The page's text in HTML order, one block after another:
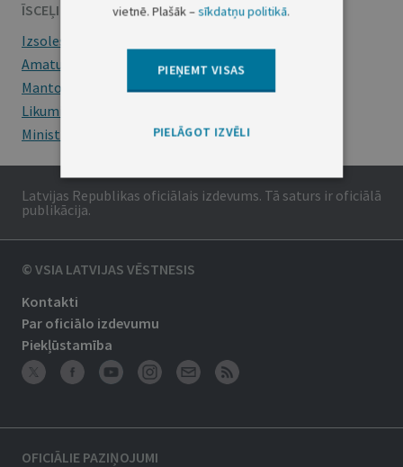
ĪSCEĻI
Izsoles
Amatu konkursi
Mantojumu ziņas
Likumi
Ministru kabineta noteikumi
Latvijas Republikas oficiālais izdevums. Tā saturs ir oficiālā
publikācija.
© VSIA LATVIJAS VĒSTNESIS
Kontakti
Par oficiālo izdevumu
Piekļūstamība
OFICIĀLIE PAZIŅOJUMI
vietnē. Plašāk –sīkdatņu politikā.
PIEŅEMT VISAS
PIELĀGOT IZVĒLI